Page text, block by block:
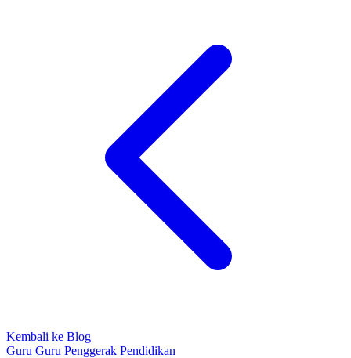
Kembali ke Blog
Guru Guru Penggerak Pendidikan